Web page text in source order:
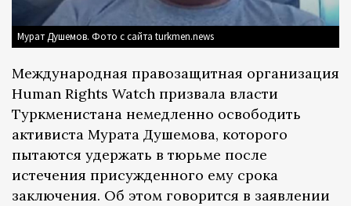
Мурат Душемов. Фото с сайта turkmen.news
Международная правозащитная организация
Human Rights Watch призвала власти
Туркменистана немедленно освободить
активиста Мурата Душемова, которого
пытаются удержать в тюрьме после
истечения присужденного ему срока
заключения. Об этом говорится в заявлении